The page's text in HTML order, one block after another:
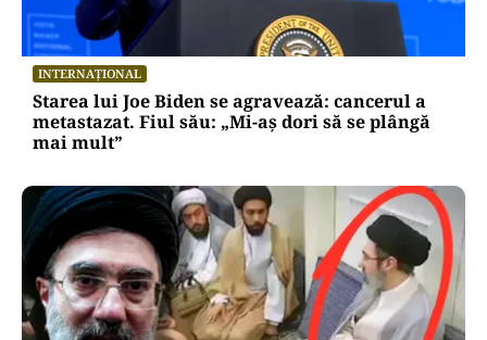
INTERNAȚIONAL
Starea lui Joe Biden se agravează: cancerul a
metastazat. Fiul său: „Mi-aș dori să se plângă
mai mult”